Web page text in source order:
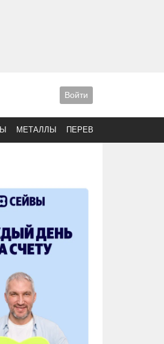
Войти
МЕТАЛЛЫ ПЕРЕВОДЫ